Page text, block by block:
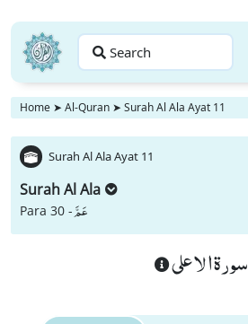
Search
Home ➤ Al-Quran ➤ Surah Al Ala Ayat 11
Surah Al Ala Ayat 11
Surah Al Ala
Para 30 -عَمَّ
سورة الاعلى